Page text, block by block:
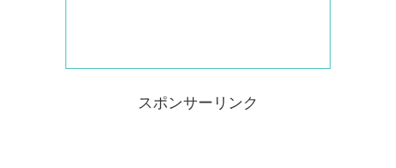
スポンサーリンク